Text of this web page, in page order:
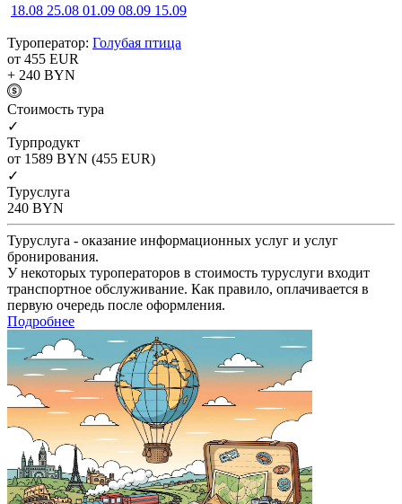
18.08 25.08 01.09 08.09 15.09
Туроператор: Голубая птица
от 455 EUR
+ 240 BYN
Cтоимость тура
✓
Турпродукт
от 1589 BYN (455 EUR)
✓
Туруслуга
240 BYN
Туруслуга - оказание информационных услуг и услуг
бронирования.
У некоторых туроператоров в стоимость туруслуги входит
транспортное обслуживание. Как правило, оплачивается в
первую очередь после оформления.
Подробнее